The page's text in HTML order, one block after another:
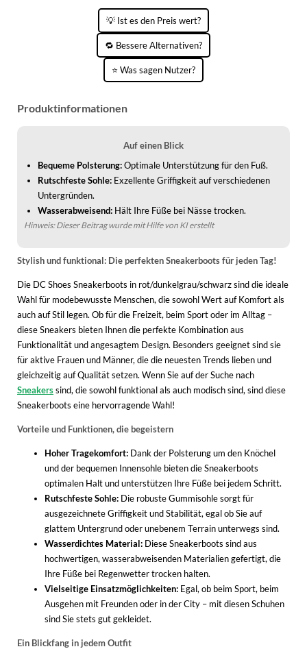
KINDERSCHUHE
LAUFSCHUHE
OUTDOOR-SCHUHE
SCHUHZUBEHÖR
SNEAKERS
STIEFEL
STIEFELETTEN
TREKKINGSANDALEN
WINTERSCHUHE
STRANDTASCHEN
TASCHEN-ZUBEHÖR
💡 Ist es den Preis wert?
🔁 Bessere Alternativen?
⭐ Was sagen Nutzer?
Produktinformationen
Auf einen Blick
Bequeme Polsterung:Optimale Unterstützung für den Fuß.
Rutschfeste Sohle: Exzellente Griffigkeit auf verschiedenen
Untergründen.
Wasserabweisend: Hält Ihre Füße bei Nässe trocken.
Hinweis: Dieser Beitrag wurde mit Hilfe von KI erstellt
Stylish und funktional: Die perfekten Sneakerboots für jeden Tag!
Die DC Shoes Sneakerboots in rot/dunkelgrau/schwarz sind die ideale
Wahl für modebewusste Menschen, die sowohl Wert auf Komfort als
auch auf Stil legen. Ob für die Freizeit, beim Sport oder im Alltag –
diese Sneakers bieten Ihnen die perfekte Kombination aus
Funktionalität und angesagtem Design. Besonders geeignet sind sie
für aktive Frauen und Männer, die die neuesten Trends lieben und
gleichzeitig auf Qualität setzen. Wenn Sie auf der Suche nach
Sneakerssind, die sowohl funktional als auch modisch sind, sind diese
Sneakerboots eine hervorragende Wahl!
Vorteile und Funktionen, die begeistern
Hoher Tragekomfort: Dank der Polsterung um den Knöchel
und der bequemen Innensohle bieten die Sneakerboots
optimalen Halt und unterstützen Ihre Füße bei jedem Schritt.
Rutschfeste Sohle: Die robuste Gummisohle sorgt für
ausgezeichnete Griffigkeit und Stabilität, egal ob Sie auf
glattem Untergrund oder unebenem Terrain unterwegs sind.
Wasserdichtes Material: Diese Sneakerboots sind aus
hochwertigen, wasserabweisenden Materialien gefertigt, die
Ihre Füße bei Regenwetter trocken halten.
Vielseitige Einsatzmöglichkeiten: Egal, ob beim Sport, beim
Ausgehen mit Freunden oder in der City – mit diesen Schuhen
sind Sie stets gut gekleidet.
Ein Blickfang in jedem Outfit